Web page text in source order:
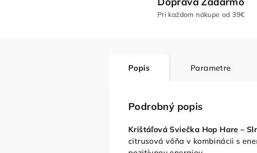
Pri každom nákupe od 39€
Popis Parametre
Podrobný popis
Krištáľová Sviečka Hop Hare –
citrusová vôňa v kombinácii s